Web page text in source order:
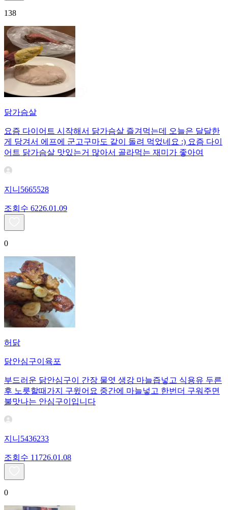
138
닭가슴살
요즘 다이어트 시작해서 닭가슴살 즐겨먹는데 오늘은 달달한
게 당겨서 에프에 군고구마도 같이 돌려 먹었네요 :) 요즘 다이
어트 닭가슴살 맛있는거 많아서 골라먹는 재미가 좋아여
지니5665528
조회수 6226.01.09
0
허닭
닭안심구이육포
부드러운 닭안심구이 간장 물엿 생강 마늘즙넣고 식용유 두른
후 노릇할때가지 구윘어요 중간에 마늘넣고 한번더 구워주면
불맛나는 안심구이입니다
지니5436233
조회수 11726.01.08
0